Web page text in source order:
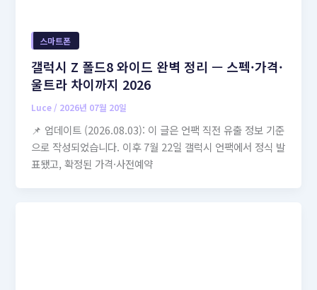
스마트폰
갤럭시 Z 폴드8 와이드 완벽 정리 — 스펙·가격·
울트라 차이까지 2026
Luce / 2026년 07월 20일
📌 업데이트 (2026.08.03): 이 글은 언팩 직전 유출 정보 기준
으로 작성되었습니다. 이후 7월 22일 갤럭시 언팩에서 정식 발
표됐고, 확정된 가격·사전예약